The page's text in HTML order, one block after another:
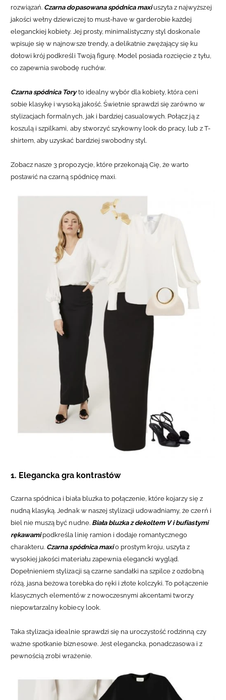
rozwiązań. Czarna dopasowana spódnica maxi uszyta z najwyższej
jakości wełny dziewiczej to must-have w garderobie każdej
eleganckiej kobiety. Jej prosty, minimalistyczny styl doskonale
wpisuje się w najnowsze trendy, a delikatnie zwężający się ku
dołowi krój podkreśli Twoją figurę. Model posiada rozcięcie z tyłu,
co zapewnia swobodę ruchów.
Czarna spódnica Tory to idealny wybór dla kobiety, która ceni
sobie klasykę i wysoką jakość.Świetnie sprawdzi się zarówno w
stylizacjach formalnych, jak i bardziej casualowych. Połącz ją z
koszulą i szpilkami, aby stworzyć szykowny look do pracy, lub z T-
shirtem, aby uzyskać bardziej swobodny styl.
Zobacz nasze 3 propozycje, które przekonają Cię, że warto
postawić na czarną spódnicę maxi.
1. Elegancka gra kontrastów
Czarna spódnica i biała bluzka to połączenie, które kojarzy się z
nudną klasyką. Jednak w naszej stylizacji udowadniamy, że czerń i
biel nie muszą być nudne. Biała bluzka z dekoltem V i bufiastymi
rękawamipodkreśla linię ramion i dodaje romantycznego
charakteru. Czarna spódnica maxio prostym kroju, uszyta z
wysokiej jakości materiału zapewnia elegancki wygląd.
Dopełnieniem stylizacji są czarne sandałki na szpilce z ozdobną
różą, jasna beżowa torebka do ręki i złote kolczyki. To połączenie
klasycznych elementów z nowoczesnymi akcentami tworzy
niepowtarzalny kobiecy look.
Taka stylizacja idealnie sprawdzi się na uroczystość rodzinną czy
ważne spotkanie biznesowe. Jest elegancka, ponadczasowa i z
pewnością zrobi wrażenie.